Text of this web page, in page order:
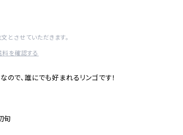
とさせていただきます。
料を確認する
で、誰にでも好まれるリンゴです！
旬